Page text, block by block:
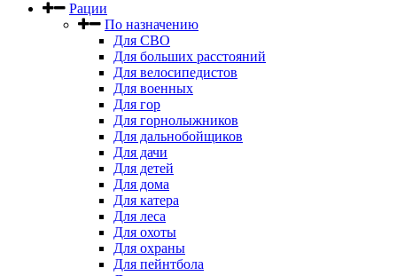
Рации
По назначению
Для СВО
Для больших расстояний
Для велосипедистов
Для военных
Для гор
Для горнолыжников
Для дальнобойщиков
Для дачи
Для детей
Для дома
Для катера
Для леса
Для охоты
Для охраны
Для пейнтбола